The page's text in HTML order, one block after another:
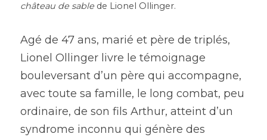
château de sable de Lionel Ollinger.
Agé de 47 ans, marié et père de triplés,
Lionel Ollinger livre le témoignage
bouleversant d’un père qui accompagne,
avec toute sa famille, le long combat, peu
ordinaire, de son fils Arthur, atteint d’un
syndrome inconnu qui génère des